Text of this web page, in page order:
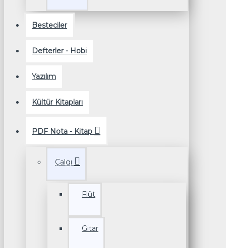
Besteciler
Defterler - Hobi
Yazılım
Kültür Kitapları
PDF Nota - Kitap
Çalgı
Flüt
Gitar